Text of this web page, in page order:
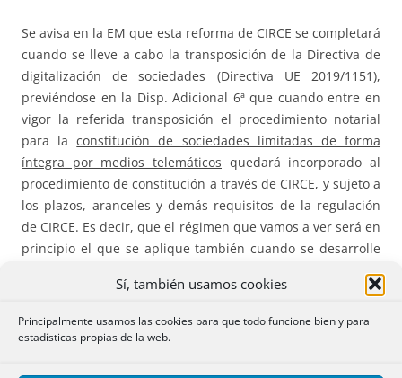
Sí, también usamos cookies
Principalmente usamos las cookies para que todo funcione bien y para
estadísticas propias de la web.
Se avisa en la EM que esta reforma de CIRCE se completará
cuando se lleve a cabo la transposición de la Directiva de
digitalización de sociedades (Directiva UE 2019/1151),
previéndose en la Disp. Adicional 6ª que cuando entre en
vigor la referida transposición el procedimiento notarial
para laconstitución de sociedades limitadas de forma
íntegra por medios telemáticos quedará incorporado al
procedimiento de constitución a través de CIRCE, y sujeto a
los plazos, aranceles y demás requisitos de la regulación
de CIRCE. Es decir, que el régimen que vamos a ver será en
principio el que se aplique también cuando se desarrolle
la constitución telemática integral de sociedades, con las
debidas adaptaciones en cuanto a estatutos tipo, escritura
estandarizada y DUE, que se regularán en su momento por
Real Decreto. Solo apuntar que, si bien este sistema es